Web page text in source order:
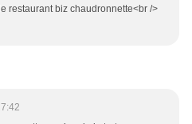
restaurant biz chaudronnette<br />